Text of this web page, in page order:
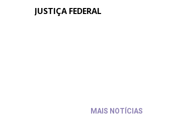
JUSTIÇA FEDERAL
MAIS NOTÍCIAS